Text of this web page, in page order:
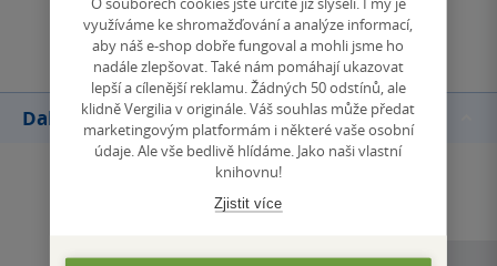
Přidat hodnocení
Další knihy autora
využíváme ke shromažďování a analýze informací,
aby náš e-shop dobře fungoval a mohli jsme ho
nadále zlepšovat. Také nám pomáhají ukazovat
lepší a cílenější reklamu. Žádných 50 odstínů, ale
klidně Vergilia v originále. Váš souhlas může předat
marketingovým platformám i některé vaše osobní
údaje. Ale vše bedlivě hlídáme. Jako naši vlastní
knihovnu!
Zjistit více